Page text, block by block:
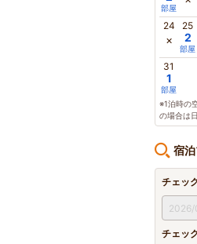
部屋
24
×
25
2
部屋
31
1
部屋
※1泊時の
の場合は
宿
チェッ
チェッ